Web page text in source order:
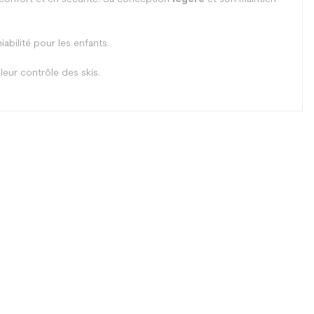
pour les enfants.
contrôle des skis.